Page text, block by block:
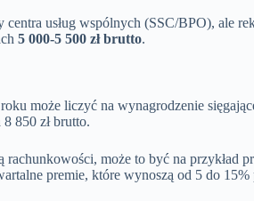
usług wspólnych (SSC/BPO), ale
5 000-5 500 zł brutto.
może liczyć na wynagrodzenie
850 zł brutto.
może to być na
premie, które wynoszą od 5 do